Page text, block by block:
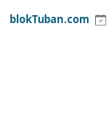
blokTuban.com